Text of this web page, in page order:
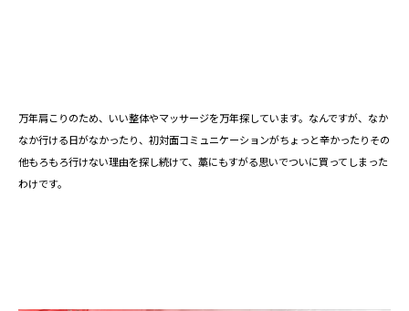
万年肩こりのため、いい整体やマッサージを万年探しています。なんですが、なか
なか行ける日がなかったり、初対面コミュニケーションがちょっと辛かったりその
他もろもろ行けない理由を探し続けて、藁にもすがる思いでついに買ってしまった
わけです。